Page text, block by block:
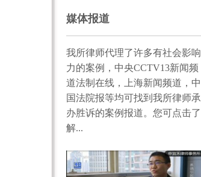
媒体报道
我所律师代理了许多有社会影响
力的案例，中央CCTV13新闻频
道法制在线，上海新闻频道，中
国法院报等均可找到我所律师承
办胜诉的案例报道。您可点击了
解...